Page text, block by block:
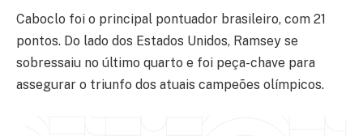
Caboclo foi o principal pontuador brasileiro, com 21
pontos. Do lado dos Estados Unidos, Ramsey se
sobressaiu no último quarto e foi peça-chave para
assegurar o triunfo dos atuais campeões olímpicos.